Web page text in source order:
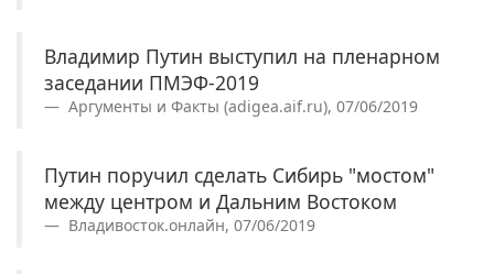
Владимир Путин выступил на пленарном
заседании ПМЭФ-2019
Аргументы и Факты (adigea.aif.ru), 07/06/2019
Путин поручил сделать Сибирь "мостом"
между центром и Дальним Востоком
Владивосток.онлайн, 07/06/2019